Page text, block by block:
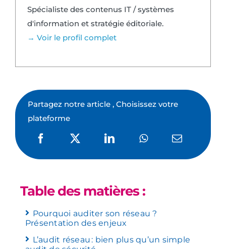
Spécialiste des contenus IT / systèmes
d'information et stratégie éditoriale.
→ Voir le profil complet
Partagez notre article , Choisissez votre
plateforme
Table des matières :
Pourquoi auditer son réseau ?
Présentation des enjeux
L’audit réseau : bien plus qu’un simple